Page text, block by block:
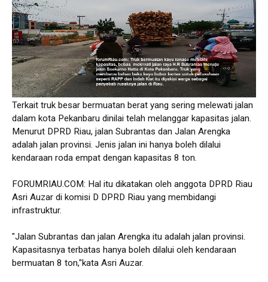
Terkait truk besar bermuatan berat yang sering melewati jalan
dalam kota Pekanbaru dinilai telah melanggar kapasitas jalan.
Menurut DPRD Riau, jalan Subrantas dan Jalan Arengka
adalah jalan provinsi. Jenis jalan ini hanya boleh dilalui
kendaraan roda empat dengan kapasitas 8 ton.
FORUMRIAU.COM: Hal itu dikatakan oleh anggota DPRD Riau
Asri Auzar di komisi D DPRD Riau yang membidangi
infrastruktur.
"Jalan Subrantas dan jalan Arengka itu adalah jalan provinsi.
Kapasitasnya terbatas hanya boleh dilalui oleh kendaraan
bermuatan 8 ton,"kata Asri Auzar.